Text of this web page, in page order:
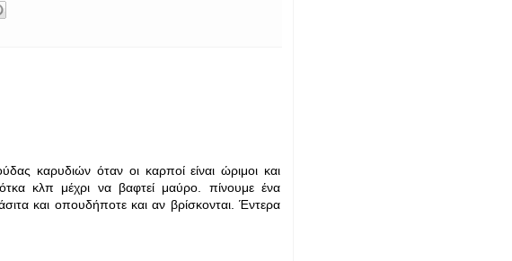
καρυδιών όταν οι καρποί είναι ώριμοι και
κλπ μέχρι να βαφτεί μαύρο. πίνουμε ένα
και οπουδήποτε και αν βρίσκονται. Έντερα